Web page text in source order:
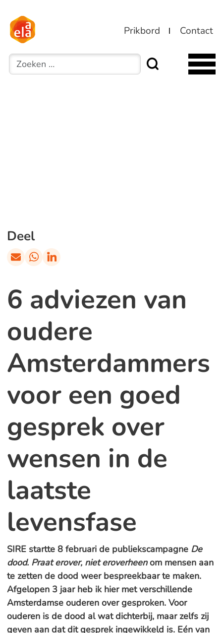
Prikbord Contact
Zoeken
6 adviezen van
oudere
Amsterdammers
voor een goed
gesprek over
wensen in de
laatste
levensfase
SIRE startte 8 februari de publiekscampagne De
dood. Praat erover, niet eroverheenom mensen aan
te zetten de dood weer bespreekbaar te maken.
Afgelopen 3 jaar heb ik hier met verschillende
Amsterdamse ouderen over gesproken. Voor
ouderen is de dood al wat dichterbij, maar zelfs zij
geven aan dat dit gesprek ingewikkeld is. Eén van
Deel